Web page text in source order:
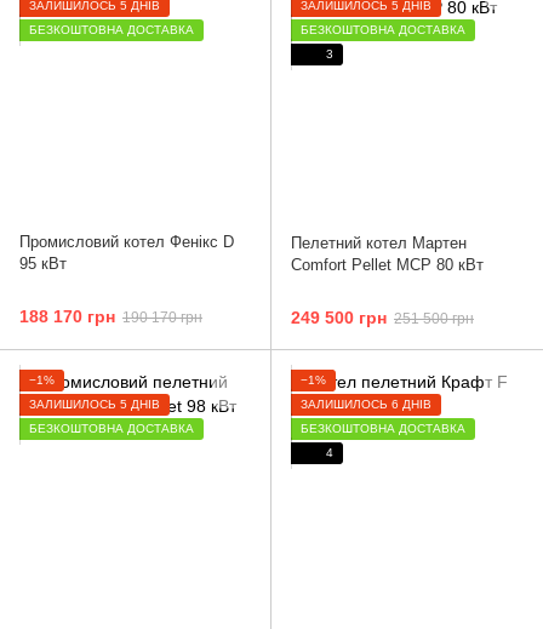
ЗАЛИШИЛОСЬ 5 ДНІВ
БЕЗКОШТОВНА ДОСТАВКА
Промисловий котел Фенікс D
95 кВт
188 170 грн 190 170 грн
ЗАЛИШИЛОСЬ 5 ДНІВ
БЕЗКОШТОВНА ДОСТАВКА
3
Пелетний котел Мартен
Comfort Pellet MCP 80 кВт
249 500 грн 251 500 грн
−1%
ЗАЛИШИЛОСЬ 5 ДНІВ
БЕЗКОШТОВНА ДОСТАВКА
−1%
ЗАЛИШИЛОСЬ 6 ДНІВ
БЕЗКОШТОВНА ДОСТАВКА
4